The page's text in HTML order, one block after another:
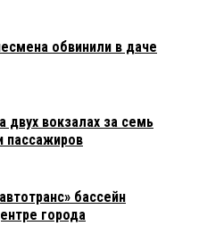
обвинили в даче
вокзалах за семь
пассажиров
бассейн
города